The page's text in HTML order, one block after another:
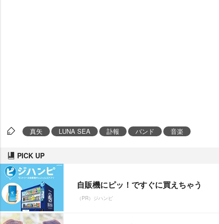
真矢 LUNA SEA 訃報 バンド 音楽
PICK UP
自販機にピッ！ですぐに買えちゃう
（PR）ジハンピ